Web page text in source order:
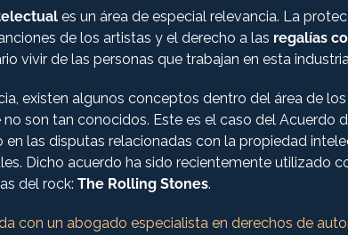
es un área de especial relevancia. La
de los artistas y el derecho a las regalías
vivir de las personas que trabajan en esta
existen algunos conceptos dentro del área de los
no son tan conocidos. Este es el caso del Acuerdo
las disputas relacionadas con la propiedad
Dicho acuerdo ha sido recientemente utilizado
del rock: The Rolling Stones.
con un abogado especialista en derechos de